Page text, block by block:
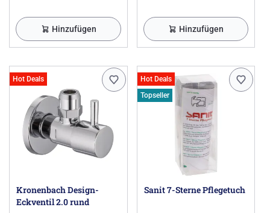
Hinzufügen Hinzufügen
Hot Deals
Kronenbach Design-
Eckventil 2.0 rund
Hot Deals
Topseller
Sanit 7-Sterne Pflegetuch